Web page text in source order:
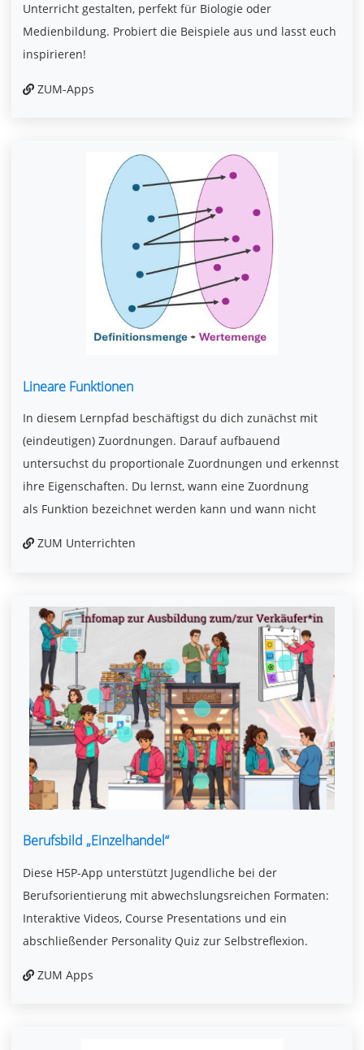
Unterricht gestalten, perfekt für Biologie oder
Medienbildung. Probiert die Beispiele aus und lasst euch
inspirieren!
ZUM-Apps
Lineare Funktionen
In diesem Lernpfad beschäftigst du dich zunächst mit
(eindeutigen) Zuordnungen. Darauf aufbauend
untersuchst du proportionale Zuordnungen und erkennst
ihre Eigenschaften. Du lernst, wann eine Zuordnung
als Funktion bezeichnet werden kann und wann nicht
ZUM Unterrichten
Berufsbild „Einzelhandel“
Diese H5P-App unterstützt Jugendliche bei der
Berufsorientierung mit abwechslungsreichen Formaten:
Interaktive Videos, Course Presentations und ein
abschließender Personality Quiz zur Selbstreflexion.
ZUM Apps